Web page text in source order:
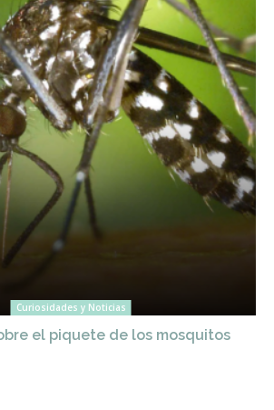
Curiosidades y Noticias
el piquete de los mosquitos